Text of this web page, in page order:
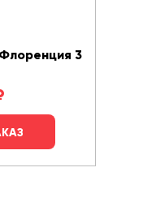
3